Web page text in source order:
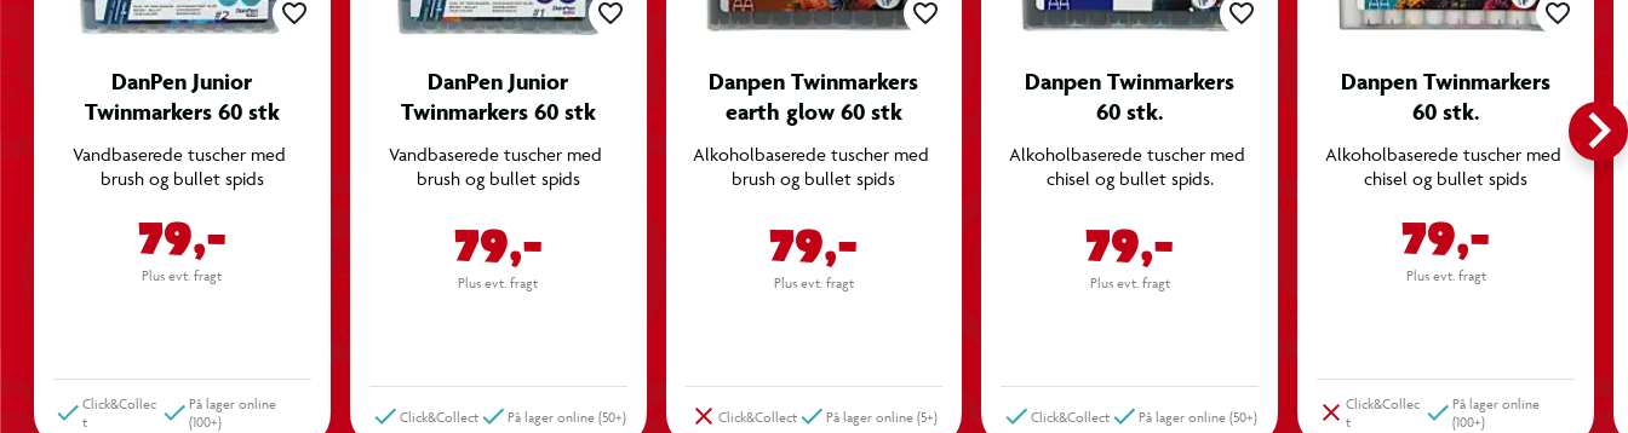
Farvekodede låg for nem farveidentifikation
Praktisk opbevaringsboks med rum til alle tuscher
DanPen Junior
Twinmarkers 60 stk
Vandbaserede tuscher med
brush og bullet spids
Click&Collec
t
På lager online
(100+)
79,-
Plus evt. fragt
DanPen Junior
Twinmarkers 60 stk
Vandbaserede tuscher med
brush og bullet spids
Click&Collect På lager online (50+)
79,-
Plus evt. fragt
Danpen Twinmarkers
earth glow 60 stk
Alkoholbaserede tuscher med
brush og bullet spids
Click&Collect På lager online (5+)
79,-
Plus evt. fragt
Danpen Twinmarkers
60 stk.
Alkoholbaserede tuscher med
chisel og bullet spids.
Click&Collect På lager online (50+)
79,-
Plus evt. fragt
Danpen Twinmarkers
60 stk.
Alkoholbaserede tuscher med
chisel og bullet spids
Click&Collec
t
På lager online
(100+)
79,-
Plus evt. fragt